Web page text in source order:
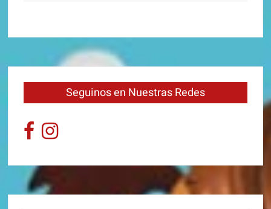
Seguinos en Nuestras Redes